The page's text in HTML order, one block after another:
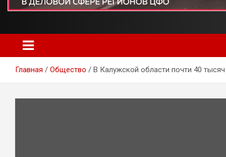
Главная Общество В Калужской области почти 40